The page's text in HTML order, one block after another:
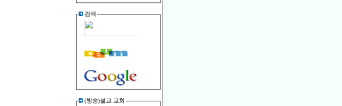
검색
(방송)설교 교회